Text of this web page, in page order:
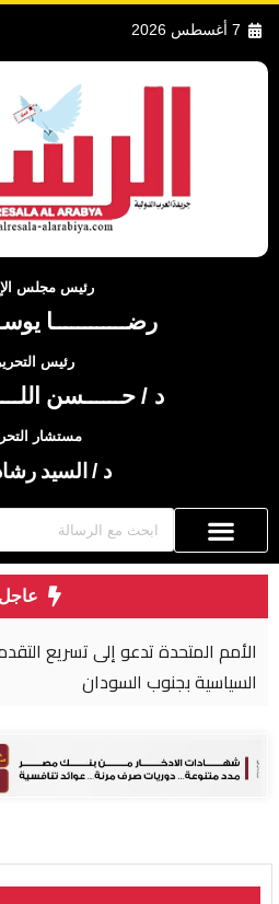
7 أغسطس 2026
رئيس مجلس
رضــــــــــــا
رئيس التحرير
د / حــــــسن
مستشار
د / السيد
عاجل
الأمم المتحدة تدعو إلى تسريع
السياسية بجنوب السودان